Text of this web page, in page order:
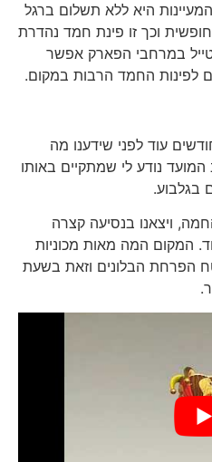
היא ללא תשלום ברגל
וכך זו פינת חמד נהדרת
במרחבי הפארק אפשר
החמד הרבות במקום.
עוד לפני שידענו מה
נודע לי שמתקיים באותו
ויצאנו בנסיעה קצרה
המה מאות מכוניות
הפרחת הבלונים וזאת בשעת